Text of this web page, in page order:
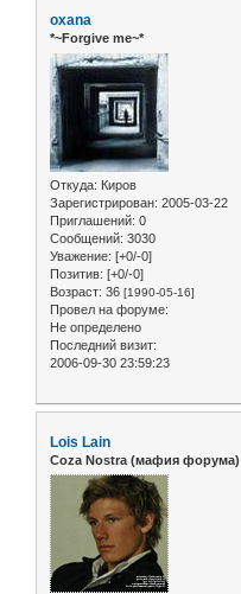
oxana
*~Forgive me~*
Откуда: Киров
Зарегистрирован: 2005-03-22
Приглашений: 0
Сообщений: 3030
Уважение: [+0/-0]
Позитив: [+0/-0]
Возраст: 36 [1990-05-16]
Провел на форуме:
Не определено
Последний визит:
2006-09-30 23:59:23
Lois Lain
Coza Nostra (мафия форума)